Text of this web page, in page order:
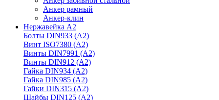
Анкер рамный
Анкер-клин
Нержавейка А2
Болты DIN933 (A2)
Винт ISO7380 (A2)
Винты DIN7991 (A2)
Винты DIN912 (A2)
Гайка DIN934 (A2)
Гайка DIN985 (A2)
Гайки DIN315 (A2)
Шайбы DIN125 (A2)